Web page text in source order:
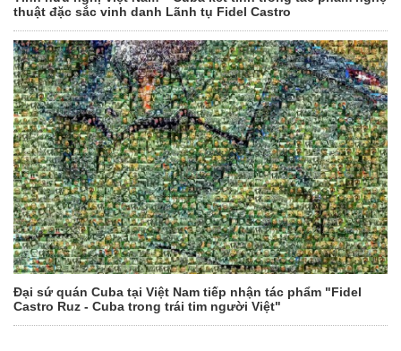
thuật đặc sắc vinh danh Lãnh tụ Fidel Castro
Đại sứ quán Cuba tại Việt Nam tiếp nhận tác phẩm "Fidel
Castro Ruz - Cuba trong trái tim người Việt"